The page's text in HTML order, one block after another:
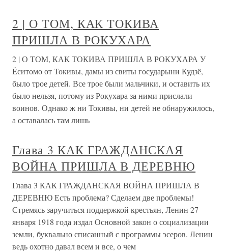
2 | О ТОМ, КАК ТОКИВА
ПРИШЛА В РОКУХАРА
2 | О ТОМ, КАК ТОКИВА ПРИШЛА В РОКУХАРА У
Ёситомо от Токивы, дамы из свиты государыни Кудзё,
было трое детей. Все трое были мальчики, и оставить их
было нельзя, потому из Рокухара за ними прислали
воинов. Однако ж ни Токивы, ни детей не обнаружилось,
а оставалась там лишь
Глава 3 КАК ГРАЖДАНСКАЯ
ВОЙНА ПРИШЛА В ДЕРЕВНЮ
Глава 3 КАК ГРАЖДАНСКАЯ ВОЙНА ПРИШЛА В
ДЕРЕВНЮ Есть проблема? Сделаем две проблемы!
Стремясь заручиться поддержкой крестьян, Ленин 27
января 1918 года издал Основной закон о социализации
земли, буквально списанный с программы эсеров. Ленин
ведь охотно давал всем и все, о чем